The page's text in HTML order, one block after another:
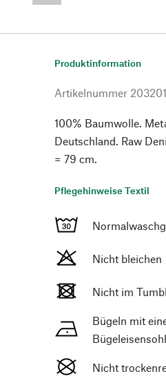
Produktinformation
Artikelnummer 203201
100% Baumwolle.
Deutschland. Raw
= 79 cm.
Pflegehinweise Textil
Nicht bleichen
Nicht im
Bügeln mit
Nicht